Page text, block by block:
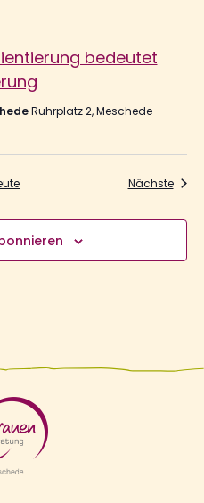
bedeutet
Ruhrplatz 2, Meschede
Nächste